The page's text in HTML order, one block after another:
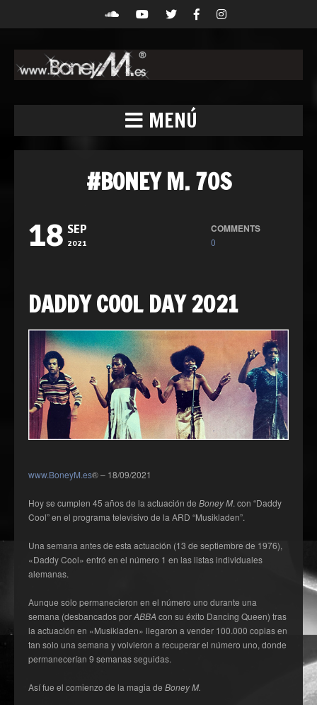
MENÚ
#BONEY M. 70S
18 SEP
2021
COMMENTS
0
DADDY COOL DAY 2021
www.BoneyM.es® – 18/09/2021
Hoy se cumplen 45 años de la actuación de Boney M. con “Daddy
Cool” en el programa televisivo de la ARD “Musikladen”.
Una semana antes de esta actuación (13 de septiembre de 1976),
«Daddy Cool» entró en el número 1 en las listas individuales
alemanas.
Aunque solo permanecieron en el número uno durante una
semana (desbancados porABBA con su éxito Dancing Queen) tras
la actuación en «Musikladen» llegaron a vender 100.000 copias en
tan solo una semana y volvieron a recuperar el número uno, donde
permanecerían 9 semanas seguidas.
Así fue el comienzo de la magia de Boney M.